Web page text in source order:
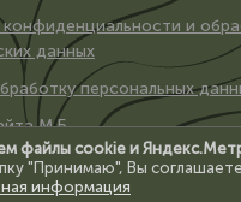
и
данных
персональных
М.Б.
файлы cookie и
"Принимаю", Вы
информация